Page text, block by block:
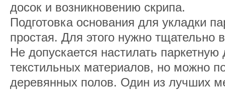
досок и возникновению скрипа.
Подготовка основания для укладки
простая. Для этого нужно тщательно
Не допускается настилать паркетную
текстильных материалов, но можно
деревянных полов. Один из лучших